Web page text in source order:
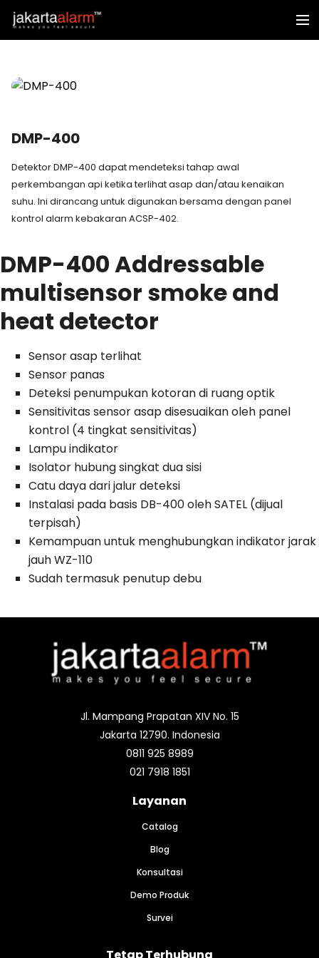
DMP-400
Detektor DMP-400 dapat mendeteksi tahap awal
perkembangan api ketika terlihat asap dan/atau kenaikan
suhu. Ini dirancang untuk digunakan bersama dengan panel
kontrol alarm kebakaran ACSP-402.
DMP-400Addressable
multisensor smoke and
heat detector
Sensor asap terlihat
Sensor panas
Deteksi penumpukan kotoran di ruang optik
Sensitivitas sensor asap disesuaikan oleh panel
kontrol (4 tingkat sensitivitas)
Lampu indikator
Isolator hubung singkat dua sisi
Catu daya dari jalur deteksi
Instalasi pada basis DB-400 oleh SATEL (dijual
terpisah)
Kemampuan untuk menghubungkan indikator jarak
jauh WZ-110
Sudah termasuk penutup debu
Jl. Mampang Prapatan XIV No. 15
Jakarta 12790. Indonesia
0811 925 8989
021 7918 1851
Layanan
Catalog
Blog
Konsultasi
Demo Produk
Survei